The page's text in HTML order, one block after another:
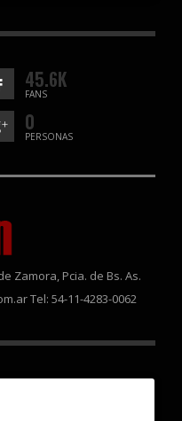
45.6K
FANS
0
PERSONAS
Zamora, Pcia. de Bs. As.
Tel: 54-11-4283-0062